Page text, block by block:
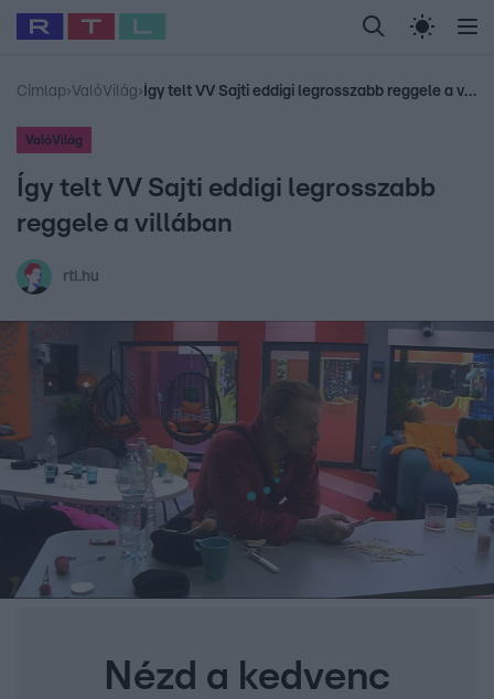
Legfrissebb RTL Híradó Randi Celeb vagyok,
Babits Marcella Most Wanted Gallusz
Címlap›ValóVilág› Így telt VV Sajti eddigi legrosszabb reggele a villában
ValóVilág
Így telt VV Sajti eddigi legrosszabb
reggele a villában
rtl.hu
Nézd a kedvenc